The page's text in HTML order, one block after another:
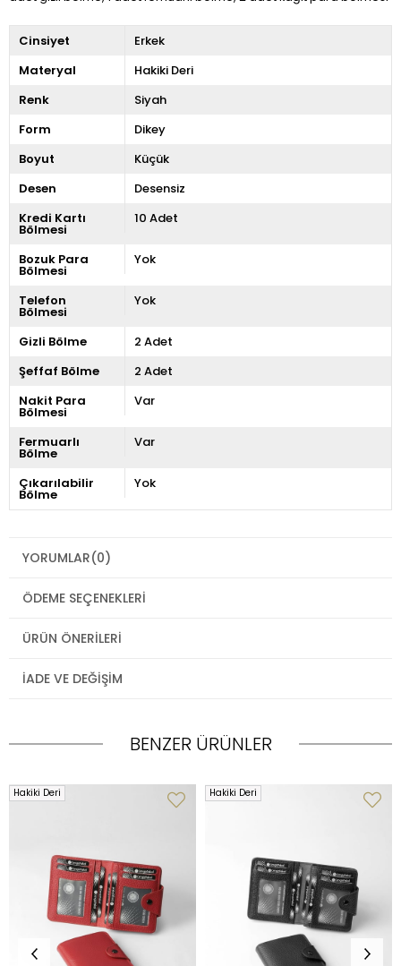
Cinsiyet
Erkek
Materyal
Hakiki Deri
Renk
Siyah
Form
Dikey
Boyut
Küçük
Desen
Desensiz
Kredi Kartı
Bölmesi
10 Adet
Bozuk Para
Bölmesi
Yok
Telefon
Bölmesi
Yok
Gizli Bölme
2 Adet
Şeffaf Bölme
2 Adet
Nakit Para
Bölmesi
Var
Fermuarlı
Bölme
Var
Çıkarılabilir
Bölme
Yok
YORUMLAR(0)
ÖDEME SEÇENEKLERI
ÜRÜN ÖNERILERI
İADE VE DEĞIŞIM
BENZER ÜRÜNLER
Hakiki Deri Hakiki Deri